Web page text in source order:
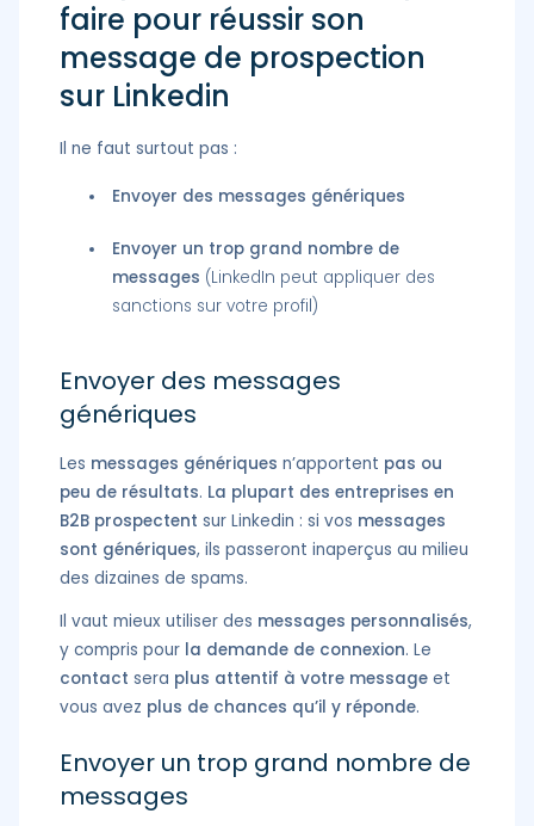
faire pour réussir son
message de prospection
sur Linkedin
Il ne faut surtout pas :
Envoyer des messages génériques
Envoyer un trop grand nombre de
messages (LinkedIn peut appliquer des
sanctions sur votre profil)
Envoyer des messages
génériques
Les messages génériques n’apportent pas ou
peu de résultats. La plupart des entreprises en
B2B prospectent sur Linkedin : si vos messages
sont génériques, ils passeront inaperçus au milieu
des dizaines de spams.
Il vaut mieux utiliser des messages personnalisés,
y compris pour la demande de connexion. Le
contact sera plus attentif à votre message et
vous avez plus de chances qu’il y réponde.
Envoyer un trop grand nombre de
messages